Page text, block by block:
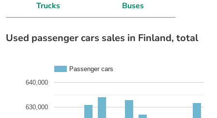
Trucks
Buses
Used passenger cars sales in Finland, total
Passenger cars
630,000
640,000